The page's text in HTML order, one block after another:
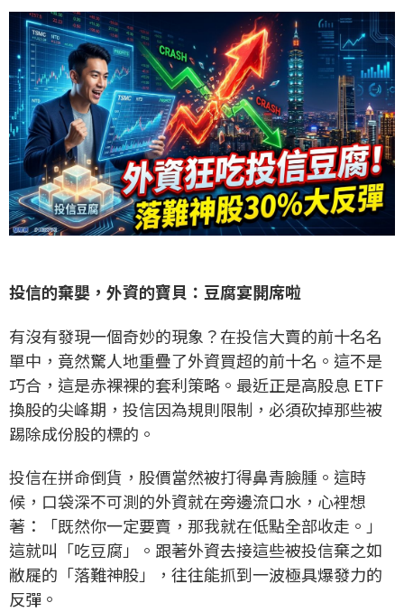
投信的棄嬰，外資的寶貝：豆腐宴開席啦
有沒有發現一個奇妙的現象？在投信大賣的前十名名
單中，竟然驚人地重疊了外資買超的前十名。這不是
巧合，這是赤裸裸的套利策略。最近正是高股息 ETF
換股的尖峰期，投信因為規則限制，必須砍掉那些被
踢除成份股的標的。
投信在拼命倒貨，股價當然被打得鼻青臉腫。這時
候，口袋深不可測的外資就在旁邊流口水，心裡想
著：「既然你一定要賣，那我就在低點全部收走。」
這就叫「吃豆腐」。跟著外資去接這些被投信棄之如
敝屣的「落難神股」，往往能抓到一波極具爆發力的
反彈。